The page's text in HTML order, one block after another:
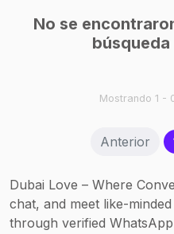
No se
Mostrando 1 -
Anterior
Dubai Love – Where
chat, and meet like-
through verified